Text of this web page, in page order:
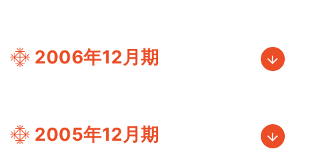
2006年12月期
2005年12月期